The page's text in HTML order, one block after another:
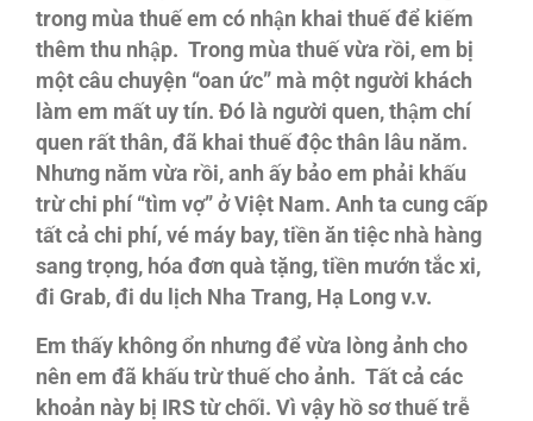
trong mùa thuế em có nhận khai thuế để kiếm
thêm thu nhập. Trong mùa thuế vừa rồi, em bị
một câu chuyện “oan ức” mà một người khách
làm em mất uy tín. Đó là người quen, thậm chí
quen rất thân, đã khai thuế độc thân lâu năm.
Nhưng năm vừa rồi, anh ấy bảo em phải khấu
trừ chi phí “tìm vợ” ở Việt Nam. Anh ta cung cấp
tất cả chi phí, vé máy bay, tiền ăn tiệc nhà hàng
sang trọng, hóa đơn quà tặng, tiền mướn tắc xi,
đi Grab, đi du lịch Nha Trang, Hạ Long v.v.
Em thấy không ổn nhưng để vừa lòng ảnh cho
nên em đã khấu trừ thuế cho ảnh. Tất cả các
khoản này bị IRS từ chối. Vì vậy hồ sơ thuế trễ